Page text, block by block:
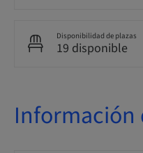
Disponibilidad de plazas
19 disponible